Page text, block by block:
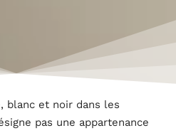
blanc et noir dans les
pas une appartenance